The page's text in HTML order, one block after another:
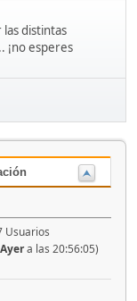
distintas
¡no esperes
Usuarios
Ayera las 20:56:05)